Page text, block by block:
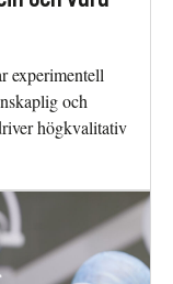
experimentell
och
högkvalitativ